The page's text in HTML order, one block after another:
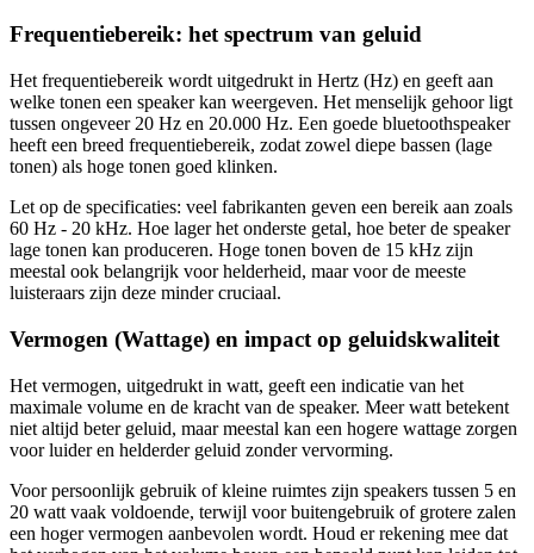
Frequentiebereik: het spectrum van geluid
Het frequentiebereik wordt uitgedrukt in Hertz (Hz) en geeft aan
welke tonen een speaker kan weergeven. Het menselijk gehoor ligt
tussen ongeveer 20 Hz en 20.000 Hz. Een goede bluetoothspeaker
heeft een breed frequentiebereik, zodat zowel diepe bassen (lage
tonen) als hoge tonen goed klinken.
Let op de specificaties: veel fabrikanten geven een bereik aan zoals
60 Hz - 20 kHz. Hoe lager het onderste getal, hoe beter de speaker
lage tonen kan produceren. Hoge tonen boven de 15 kHz zijn
meestal ook belangrijk voor helderheid, maar voor de meeste
luisteraars zijn deze minder cruciaal.
Vermogen (Wattage) en impact op geluidskwaliteit
Het vermogen, uitgedrukt in watt, geeft een indicatie van het
maximale volume en de kracht van de speaker. Meer watt betekent
niet altijd beter geluid, maar meestal kan een hogere wattage zorgen
voor luider en helderder geluid zonder vervorming.
Voor persoonlijk gebruik of kleine ruimtes zijn speakers tussen 5 en
20 watt vaak voldoende, terwijl voor buitengebruik of grotere zalen
een hoger vermogen aanbevolen wordt. Houd er rekening mee dat